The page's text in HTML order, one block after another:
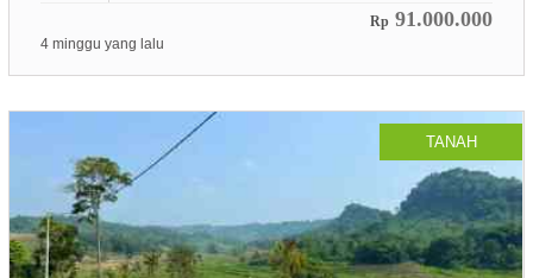
Rp 91.000.000
4 minggu yang lalu
TANAH